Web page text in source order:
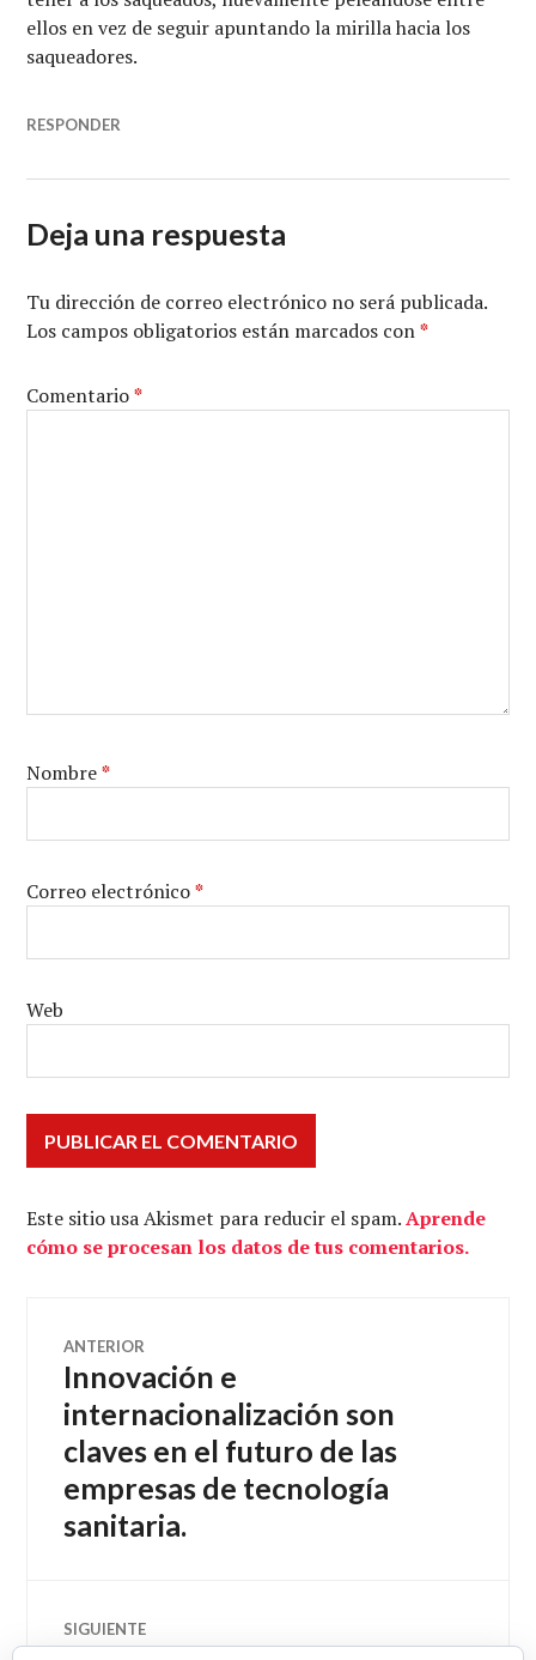
ellos en vez de seguir apuntando la mirilla hacia los
saqueadores.
RESPONDER
Deja una respuesta
Tu dirección de correo electrónico no será publicada.
Los campos obligatorios están marcados con*
Comentario*
Nombre*
Correo electrónico*
Web
Este sitio usa Akismet para reducir el spam.Aprende
cómo se procesan los datos de tus comentarios.
Navegación
de
entradas
ANTERIOR
Entrada
anterior:
Innovación e
internacionalización son
claves en el futuro de las
empresas de tecnología
sanitaria.
SIGUIENTE
Entrada